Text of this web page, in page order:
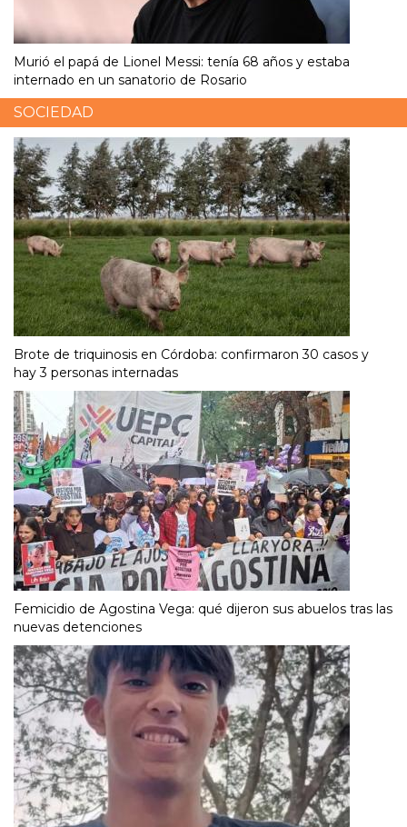
Murió el papá de Lionel Messi: tenía 68 años y estaba
internado en un sanatorio de Rosario
SOCIEDAD
Brote de triquinosis en Córdoba: confirmaron 30 casos y
hay 3 personas internadas
Femicidio de Agostina Vega: qué dijeron sus abuelos tras las
nuevas detenciones